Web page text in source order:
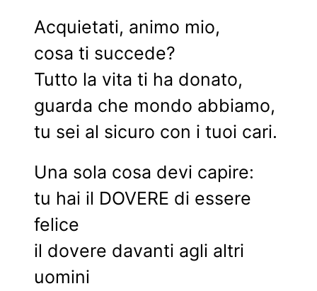
Acquietati, animo mio,
cosa ti succede?
Tutto la vita ti ha donato,
guarda che mondo abbiamo,
tu sei al sicuro con i tuoi cari.
Una sola cosa devi capire:
tu hai il DOVERE di essere
felice
il dovere davanti agli altri
uomini